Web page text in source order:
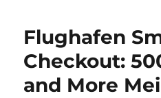
Flughafen
Checkout:
and More